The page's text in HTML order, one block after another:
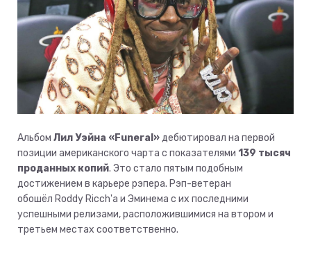
Альбом Лил Уэйна «Funeral»дебютировал на первой
позиции американского чарта с показателями 139 тысяч
проданных копий. Это стало пятым подобным
достижением в карьере рэпера. Рэп-ветеран
обошёл Roddy Ricch'а и Эминема с их последними
успешными релизами, расположившимися на втором и
третьем местах соответственно.